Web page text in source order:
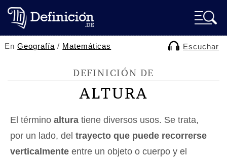
EnGeografía / Matemáticas Escuchar
DEFINICIÓN DE
ALTURA
El término altura tiene diversos usos. Se trata,
por un lado, del trayecto que puede recorrerse
verticalmente entre un objeto o cuerpo y el